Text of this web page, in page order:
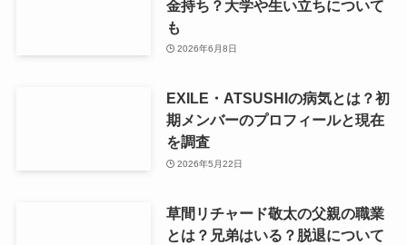
金持ち？大学や生い立ちについて
も
2026年6月8日
EXILE・ATSUSHIの病気とは？初
期メンバーのプロフィールと現在
を調査
2026年5月22日
草間リチャード敬太の父親の職業
とは？兄弟はいる？脱退について